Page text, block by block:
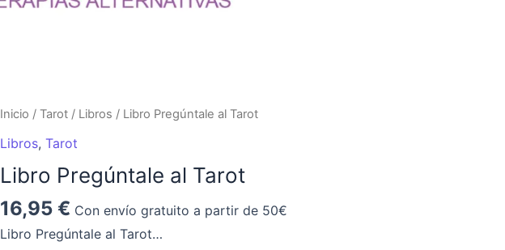
Inicio / Tarot / Libros / Libro Pregúntale al Tarot
Libros, Tarot
Libro Pregúntale al Tarot
16,95 € Con envío gratuito a partir de 50€
Libro Pregúntale al Tarot…